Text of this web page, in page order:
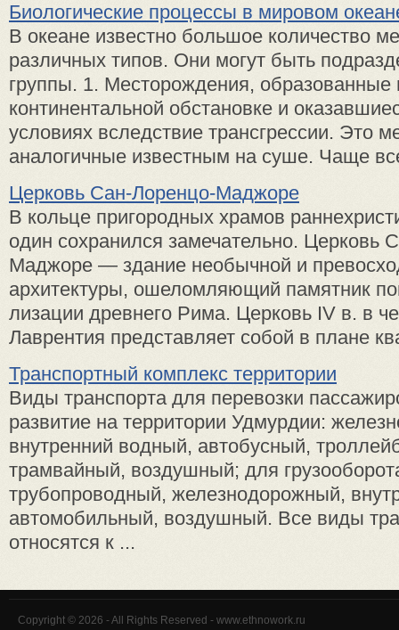
Биологические процессы в мировом
В океане известно большое количество
различных типов. Они могут быть
группы. 1. Месторождения, образованные
континентальной обстановке и
условиях вследствие трансгрессии. Это
аналогичные известным на суше. Чаще
Церковь Сан-Лоренцо-Маджоре
В кольце пригородных храмов
один сохранился замечательно. Церковь
Маджо­ре — здание необычной и
архитектуры, ошеломля­ющий памятник
лизации древнего Рима. Церковь IV в. в
Лаврен­тия представляет собой в плане
Транспортный комплекс территории
Виды транспорта для перевозки
развитие на территории Удмурдии:
внутренний водный, автобусный,
трамвайный, воздушный; для
трубопроводный, железнодорожный,
автомобильный, воздушный. Все виды
относятся к ...
Copyright © 2026 - All Rights Reserved - www.ethnowork.ru